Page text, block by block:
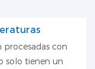
procesadas con
solo tienen un